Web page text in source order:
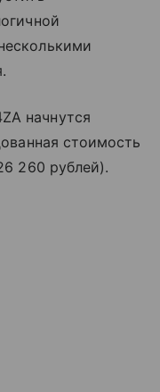
начнутся
стоимость
260 рублей).